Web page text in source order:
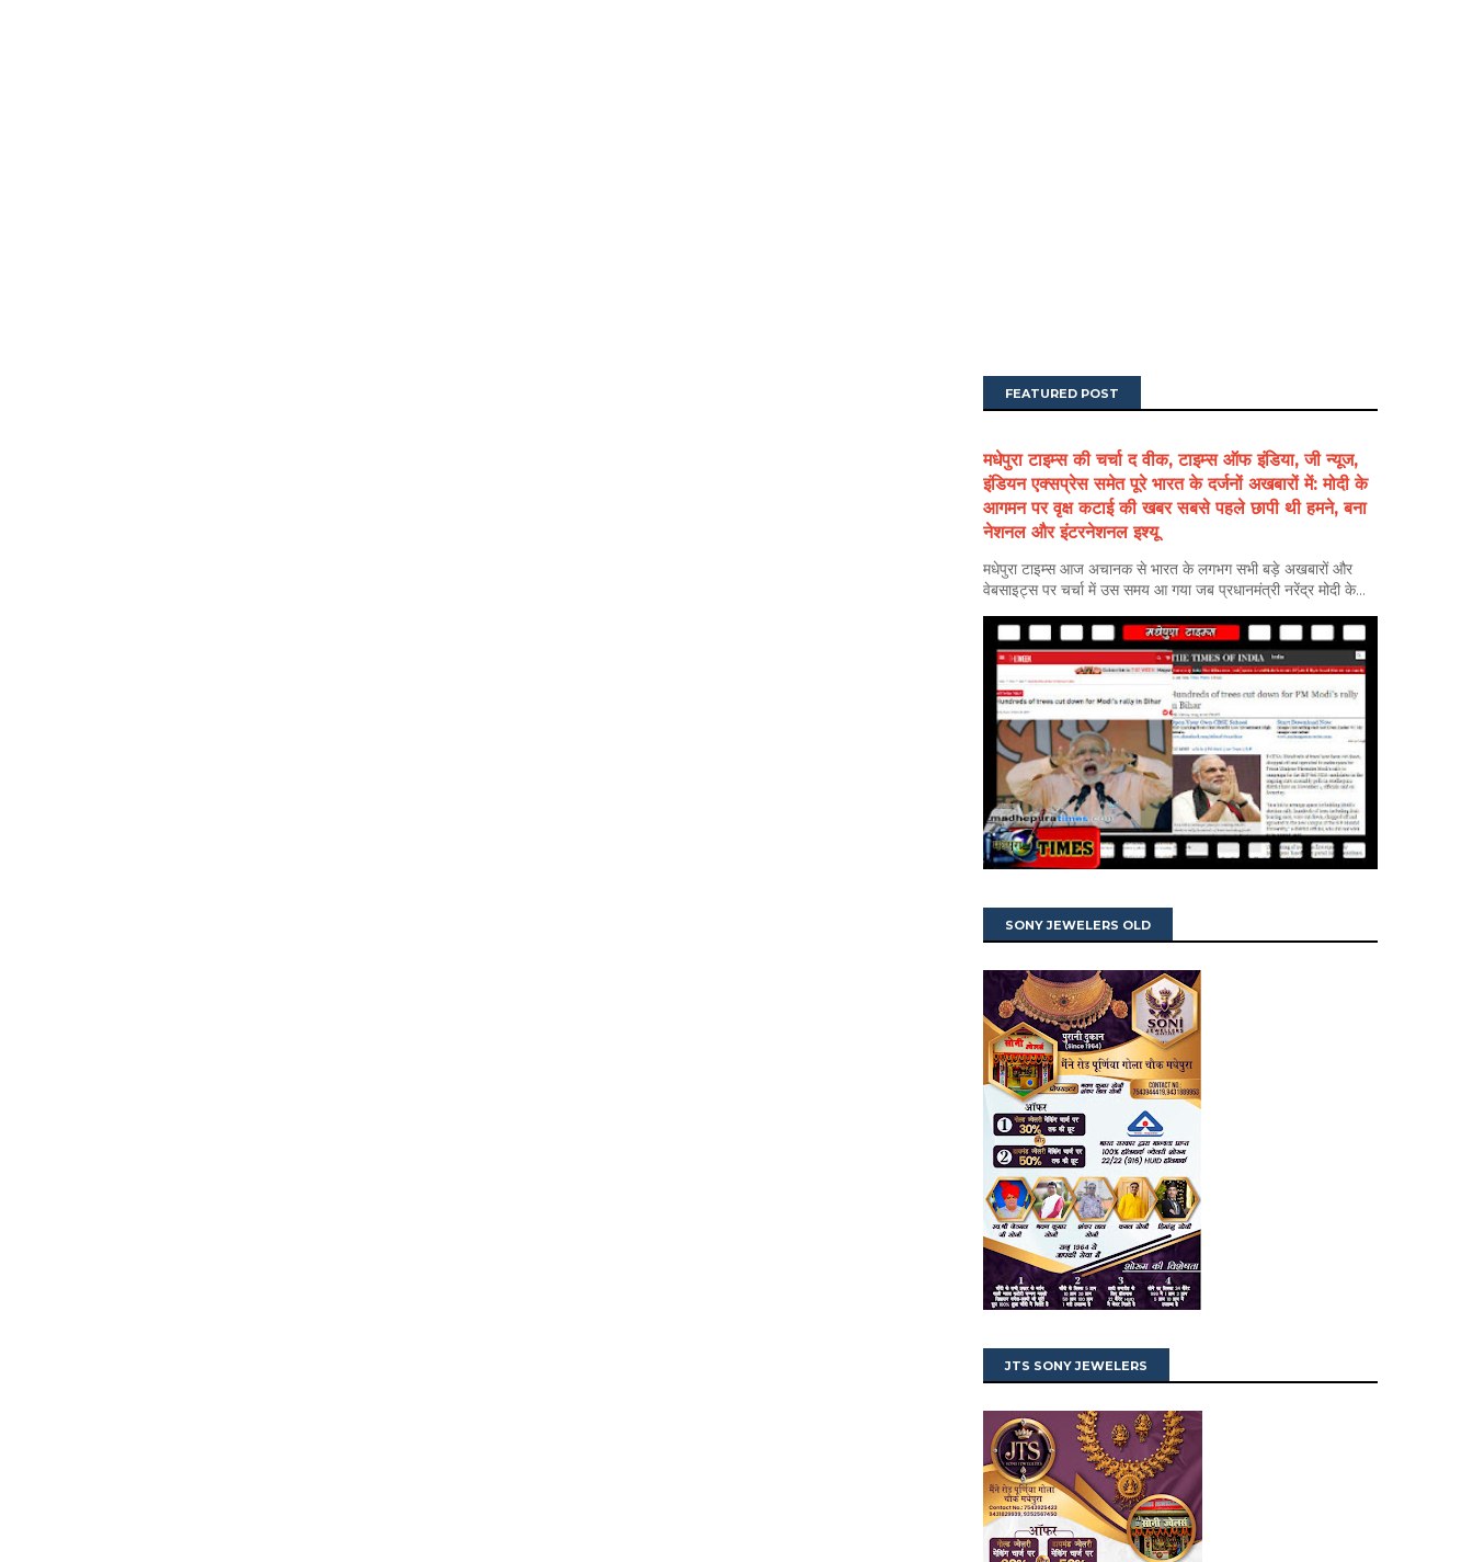
FEATURED POST
मधेपुरा टाइम्स की चर्चा द वीक, टाइम्स ऑफ इंडिया, जी न्यूज,
इंडियन एक्सप्रेस समेत पूरे भारत के दर्जनों अखबारों में: मोदी के
आगमन पर वृक्ष कटाई की खबर सबसे पहले छापी थी हमने, बना
नेशनल और इंटरनेशनल इश्यू
मधेपुरा टाइम्स आज अचानक से भारत के लगभग सभी बड़े अखबारों और
वेबसाइट्स पर चर्चा में उस समय आ गया जब प्रधानमंत्री नरेंद्र मोदी के...
SONY JEWELERS OLD
JTS SONY JEWELERS